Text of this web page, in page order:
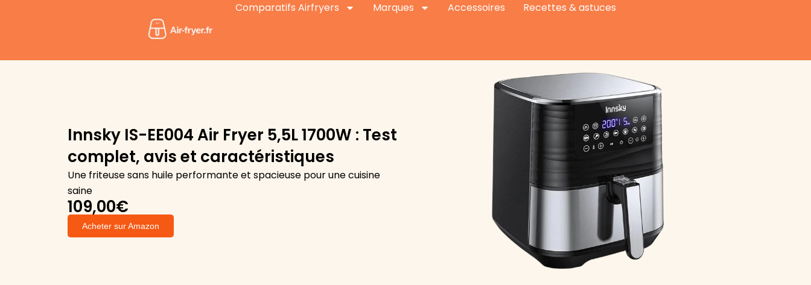
Comparatifs Airfryers Marques Accessoires Recettes & astuces
Innsky IS-EE004 Air Fryer 5,5L 1700W : Test
complet, avis et caractéristiques
Une friteuse sans huile performante et spacieuse pour une cuisine
saine
109,00€
Acheter sur Amazon